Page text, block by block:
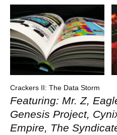
Crackers II: The Data Storm
Featuring: Mr. Z,
Genesis Project,
Empire, The